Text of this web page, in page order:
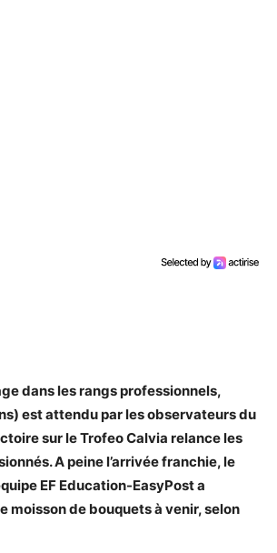
dans les rangs professionnels,
est attendu par les observateurs du
sur le Trofeo Calvia relance les
A peine l’arrivée franchie, le
EF Education-EasyPost a
moisson de bouquets à venir, selon